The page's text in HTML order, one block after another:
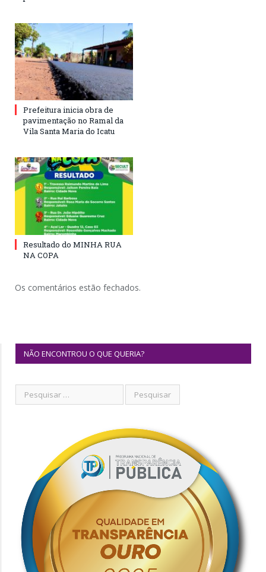
Prefeitura inicia obra de
pavimentação no Ramal da
Vila Santa Maria do Icatu
Resultado do MINHA RUA
NA COPA
Os comentários estão fechados.
NÃO ENCONTROU O QUE QUERIA?